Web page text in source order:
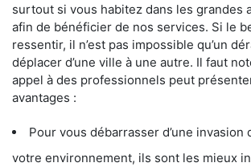
surtout si vous habitez dans les grandes
afin de bénéficier de nos services. Si le
ressentir, il n’est pas impossible qu’un
déplacer d’une ville à une autre. Il faut
appel à des professionnels peut
avantages :
Pour vous débarrasser d’une invasion
votre environnement, ils sont les mieux